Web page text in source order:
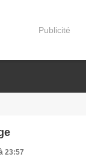
Publicité
23:57